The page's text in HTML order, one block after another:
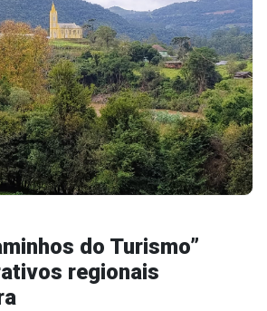
do Turismo”
regionais